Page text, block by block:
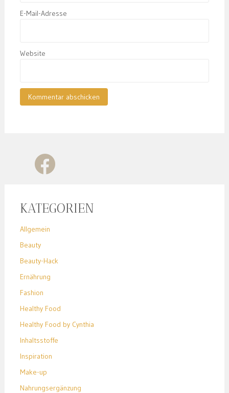
E-Mail-Adresse
Website
KATEGORIEN
Allgemein
Beauty
Beauty-Hack
Ernährung
Fashion
Healthy Food
Healthy Food by Cynthia
Inhaltsstoffe
Inspiration
Make-up
Nahrungsergänzung